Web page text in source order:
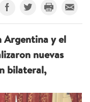
Argentina y el
nuevas
bilateral,